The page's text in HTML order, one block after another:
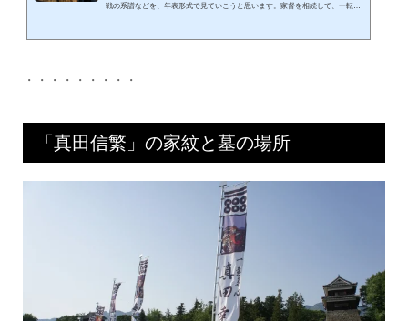
戦の系譜などを、年表形式で見ていこうと思います。家督を相続して、一転し
代当主：伊達輝宗母：義姫：最上義光の妹です。父の、伊達輝宗は奥州では大
・・・・・・・・・
「真田信繁」の家紋と墓の場所